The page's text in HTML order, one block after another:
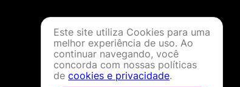
Este site utiliza Cookies para uma
melhor experiência de uso. Ao
continuar navegando, você
concorda com nossas políticas
decookies e privacidade.